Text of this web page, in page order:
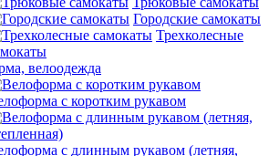
Городские самокаты
Трехколесные
велоодежда
с коротким рукавом
с длинным рукавом (летняя,